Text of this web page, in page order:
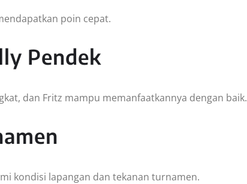
poin cepat.
Pendek
dan Fritz mampu memanfaatkannya dengan baik.
kondisi lapangan dan tekanan turnamen.